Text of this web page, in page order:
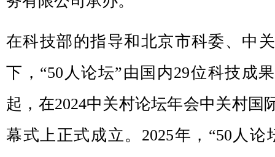
在科技部的指导和北京市科委、中
下，“50人论坛”由国内29位科技成
起，在2024中关村论坛年会中关村国
幕式上正式成立。2025年，“50人论